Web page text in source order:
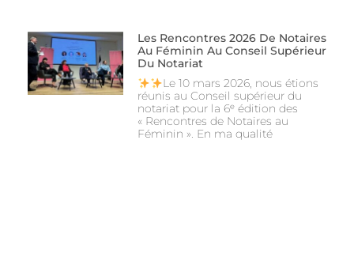
Les Rencontres 2026 De Notaires
Au Féminin Au Conseil Supérieur
Du Notariat
Le 10 mars 2026, nous étions
réunis au Conseil supérieur du
notariat pour la 6ᵉ édition des
« Rencontres de Notaires au
Féminin ». En ma qualité